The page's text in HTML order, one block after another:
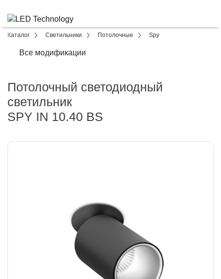
Каталог Светильники Потолочные Spy
Все модификации
Потолочный светодиодный
светильник
SPY IN 10.40 BS